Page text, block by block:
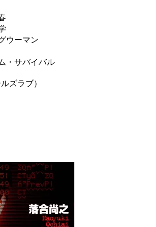
ウーマン
・サバイバル
ズラブ）